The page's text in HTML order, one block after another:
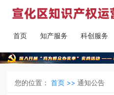
首页 知产服务 科创服务
您的位置： 首页 >> 通知公告